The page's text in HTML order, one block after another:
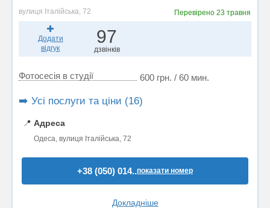
вулиця Італійська, 72 Перевірено23 травня
Додати
відгук
97
дзвінків
Фотосесія в студії 600 грн. / 60 мин.
➡️ Усі послуги та ціни (16)
📍 Адреса
Одеса, вулиця Італійська, 72
+38 (050) 014..показати номер
Докладніше